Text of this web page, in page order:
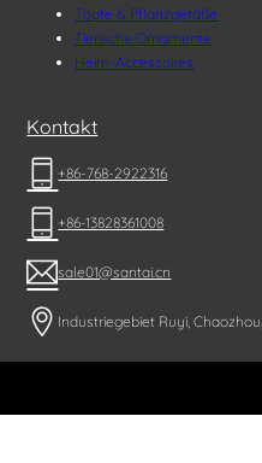
Töpfe & Pflanzgefäße
Tierische Ornamente
Heim-Accessoires
Kontakt
+86-768-2922316
+86-13828361008
sale01@santai.cn
Industriegebiet Ruyi,